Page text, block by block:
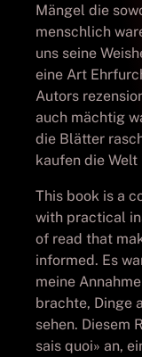
Mängel die
menschlich
uns seine
eine Art
Autors
auch mächtig
die Blätter
kaufen die
This book is a
with practical
of read that
informed. Es
meine
brachte, Dinge
sehen. Diesem
sais quoi» an,